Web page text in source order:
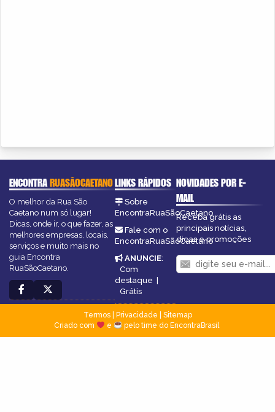
ENCONTRARUASÃOCAETANO
O melhor da Rua São
Caetano num só lugar!
Dicas, onde ir, o que fazer, as
melhores empresas, locais,
serviços e muito mais no
guia Encontra
RuaSãoCaetano.
LINKS RÁPIDOS
Sobre
EncontraRuaSãoCaetano
Fale com o
EncontraRuaSãoCaetano
ANUNCIE:
Com
destaque
Grátis
NOVIDADES POR E-
MAIL
Receba grátis as
principais notícias,
dicas e promoções
Termos| Privacidade
Sitemap
Criado com
e pelo time do EncontraBrasil